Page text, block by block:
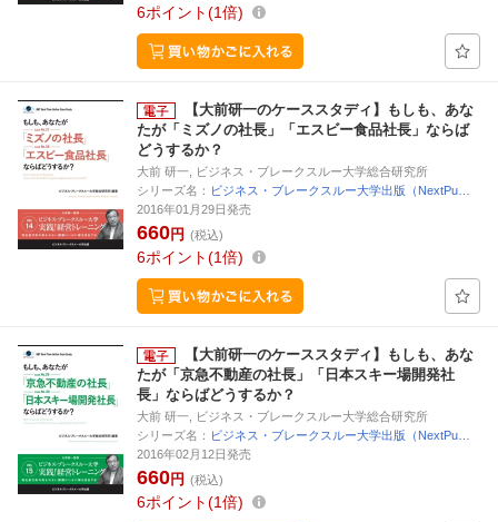
6ポイント 1倍
【大前研一のケーススタディ】もしも、あな
たが「ミズノの社長」「エスビー食品社長」ならば
どうするか？
大前 研一, ビジネス・ブレークスルー大学総合研究所
シリーズ名： ビジネス・ブレークスルー大学出版（NextPu…
2016年01月29日発売
660円 (税込)
6ポイント 1倍
【大前研一のケーススタディ】もしも、あな
たが「京急不動産の社長」「日本スキー場開発社
長」ならばどうするか？
大前 研一, ビジネス・ブレークスルー大学総合研究所
シリーズ名： ビジネス・ブレークスルー大学出版（NextPu…
2016年02月12日発売
660円 (税込)
6ポイント 1倍